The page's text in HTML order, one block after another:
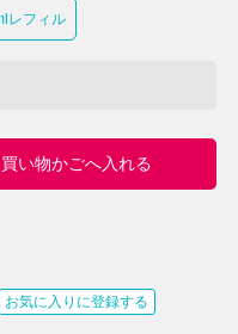
レフィル
買い物かごへ入れる
お気に入りに登録する